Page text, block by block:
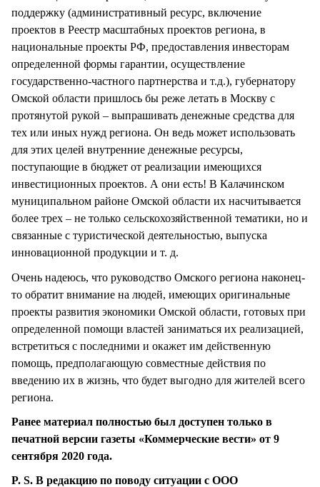
поддержку (административный ресурс, включение
проектов в Реестр масштабных проектов региона, в
национальные проекты РФ, предоставления инвесторам
определенной формы гарантии, осуществление
государственно-частного партнерства и т.д.), губернатору
Омской области пришлось бы реже летать в Москву с
протянутой рукой – выпрашивать денежные средства для
тех или иных нужд региона. Он ведь может использовать
для этих целей внутренние денежные ресурсы,
поступающие в бюджет от реализации имеющихся
инвестиционных проектов. А они есть! В Калачинском
муниципальном районе Омской области их насчитывается
более трех – не только сельскохозяйственной тематики, но и
связанные с туристической деятельностью, выпуска
инновационной продукции и т. д.
Очень надеюсь, что руководство Омского региона наконец-
то обратит внимание на людей, имеющих оригинальные
проекты развития экономики Омской области, готовых при
определенной помощи властей заниматься их реализацией,
встретиться с последними и окажет им действенную
помощь, предполагающую совместные действия по
введению их в жизнь, что будет выгодно для жителей всего
региона.
Ранее материал полностью был доступен только в
печатной версии газеты «Коммерческие вести» от 9
сентября 2020 года.
P. S. В редакцию по поводу ситуации с ООО